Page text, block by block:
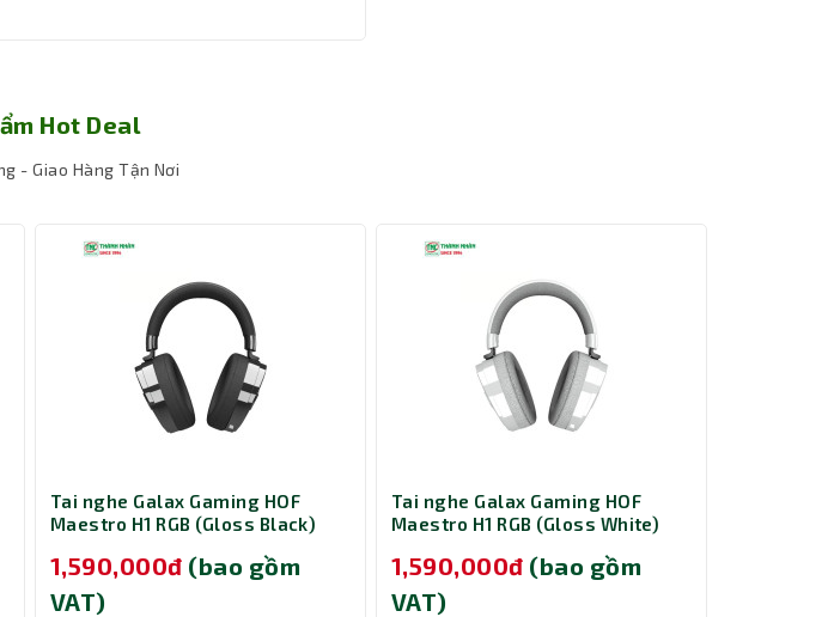
Hot Deal
- Giao Hàng Tận Nơi
Tai nghe Galax Gaming HOF
Maestro H1 RGB (Gloss Black)
1,590,000đ (bao gồm
VAT)
Tai nghe Galax Gaming HOF
Maestro H1 RGB (Gloss White)
1,590,000đ (bao gồm
VAT)